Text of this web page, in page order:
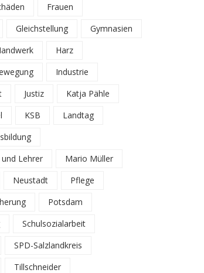
Frauen
Gleichstellung
Gymnasien
Harz
Industrie
Justiz
Katja Pähle
KSB
Landtag
Lehrer
Mario Müller
Neustadt
Pflege
Potsdam
Schulsozialarbeit
SPD-Salzlandkreis
Tillschneider